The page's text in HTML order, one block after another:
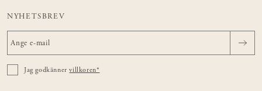
NYHETSBREV
Jag godkännervillkoren*